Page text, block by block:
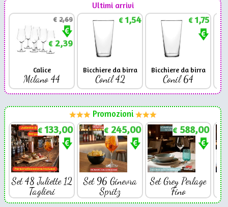
Ultimi arrivi
€2,69
€2,39
Calice
Milano 44
€1,54
Bicchiere da birra
Conil 42
€1,75
Bicchiere da birra
Conil 64
Promozioni
€ 133,00
Set 48 Juliette 12
Taglieri
€ 245,00
Set 96 Ginevra
Spritz
€ 588,00
Set Grey Perlage
Fino